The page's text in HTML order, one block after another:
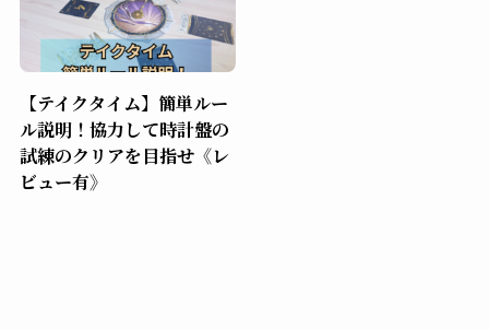
【テイクタイム】簡単ルー
ル説明！協力して時計盤の
試練のクリアを目指せ《レ
ビュー有》